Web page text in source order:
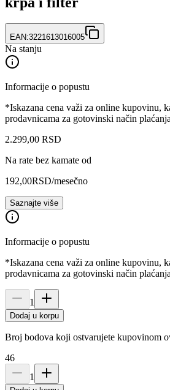
EAN:3221613016005
Na stanju
Informacije o popustu
*Iskazana cena važi za online kupovinu,
prodavnicama za gotovinski način
2.299,00 RSD
Na rate bez kamate od
192,00RSD/mesečno
Saznajte više
Informacije o popustu
*Iskazana cena važi za online kupovinu,
prodavnicama za gotovinski način
1
Dodaj u korpu
Broj bodova koji ostvarujete kupovinom
46
1